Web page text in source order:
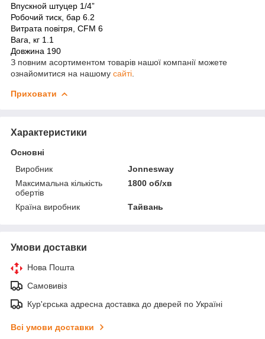
Впускной штуцер 1/4”
Робочий тиск, бар 6.2
Витрата повітря, CFM 6
Вага, кг 1.1
Довжина 190
З повним асортиментом товарів нашої компанії можете
ознайомитися на нашому сайті
Приховати
Характеристики
Основні
Виробник
Jonnesway
Максимальна кількість
обертів
1800 об/хв
Країна виробник Тайвань
Умови доставки
Нова Пошта
Самовивіз
Кур'єрська адресна доставка до дверей по Україні
Всі умови доставки